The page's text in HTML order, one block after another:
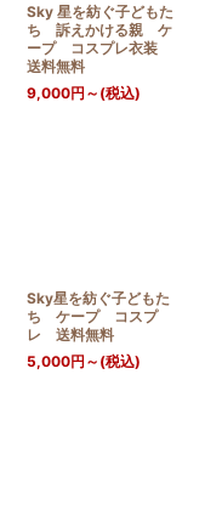
Sky 星を紡ぐ子どもた
ち 訴えかける親 ケ
ープ コスプレ衣装
送料無料
9,000円 ～ (税込)
Sky星を紡ぐ子どもた
ち ケープ コスプ
レ 送料無料
5,000円 ～ (税込)